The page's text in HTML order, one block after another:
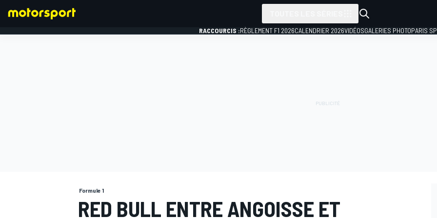
RACCOURCIS :RÈGLEMENT F1 2026CALENDRIER 2026VIDÉOSGALERIES PHOTOPARIS
Formule 1
RED BULL ENTRE ANGOISSE ET